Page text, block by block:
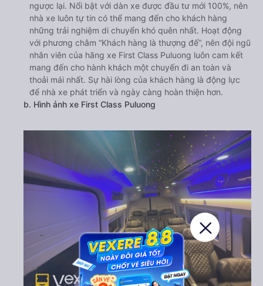
ngược lại. Nổi bật với dàn xe được đầu tư mới 100%, nên
nhà xe luôn tự tin có thể mang đến cho khách hàng
những trải nghiệm di chuyển khó quên nhất. Hoạt động
với phương châm “Khách hàng là thượng đế”, nên đội ngũ
nhân viên của hãng xe First Class Puluong luôn cam kết
mang đến cho hành khách một chuyến đi an toàn và
thoải mái nhất. Sự hài lòng của khách hàng là động lực
để nhà xe phát triển và ngày càng hoàn thiện hơn.
b. Hình ảnh xe First Class Puluong